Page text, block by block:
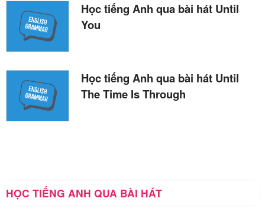
Học tiếng Anh qua bài hát Until
You
Học tiếng Anh qua bài hát Until
The Time Is Through
HỌC TIẾNG ANH QUA BÀI HÁT